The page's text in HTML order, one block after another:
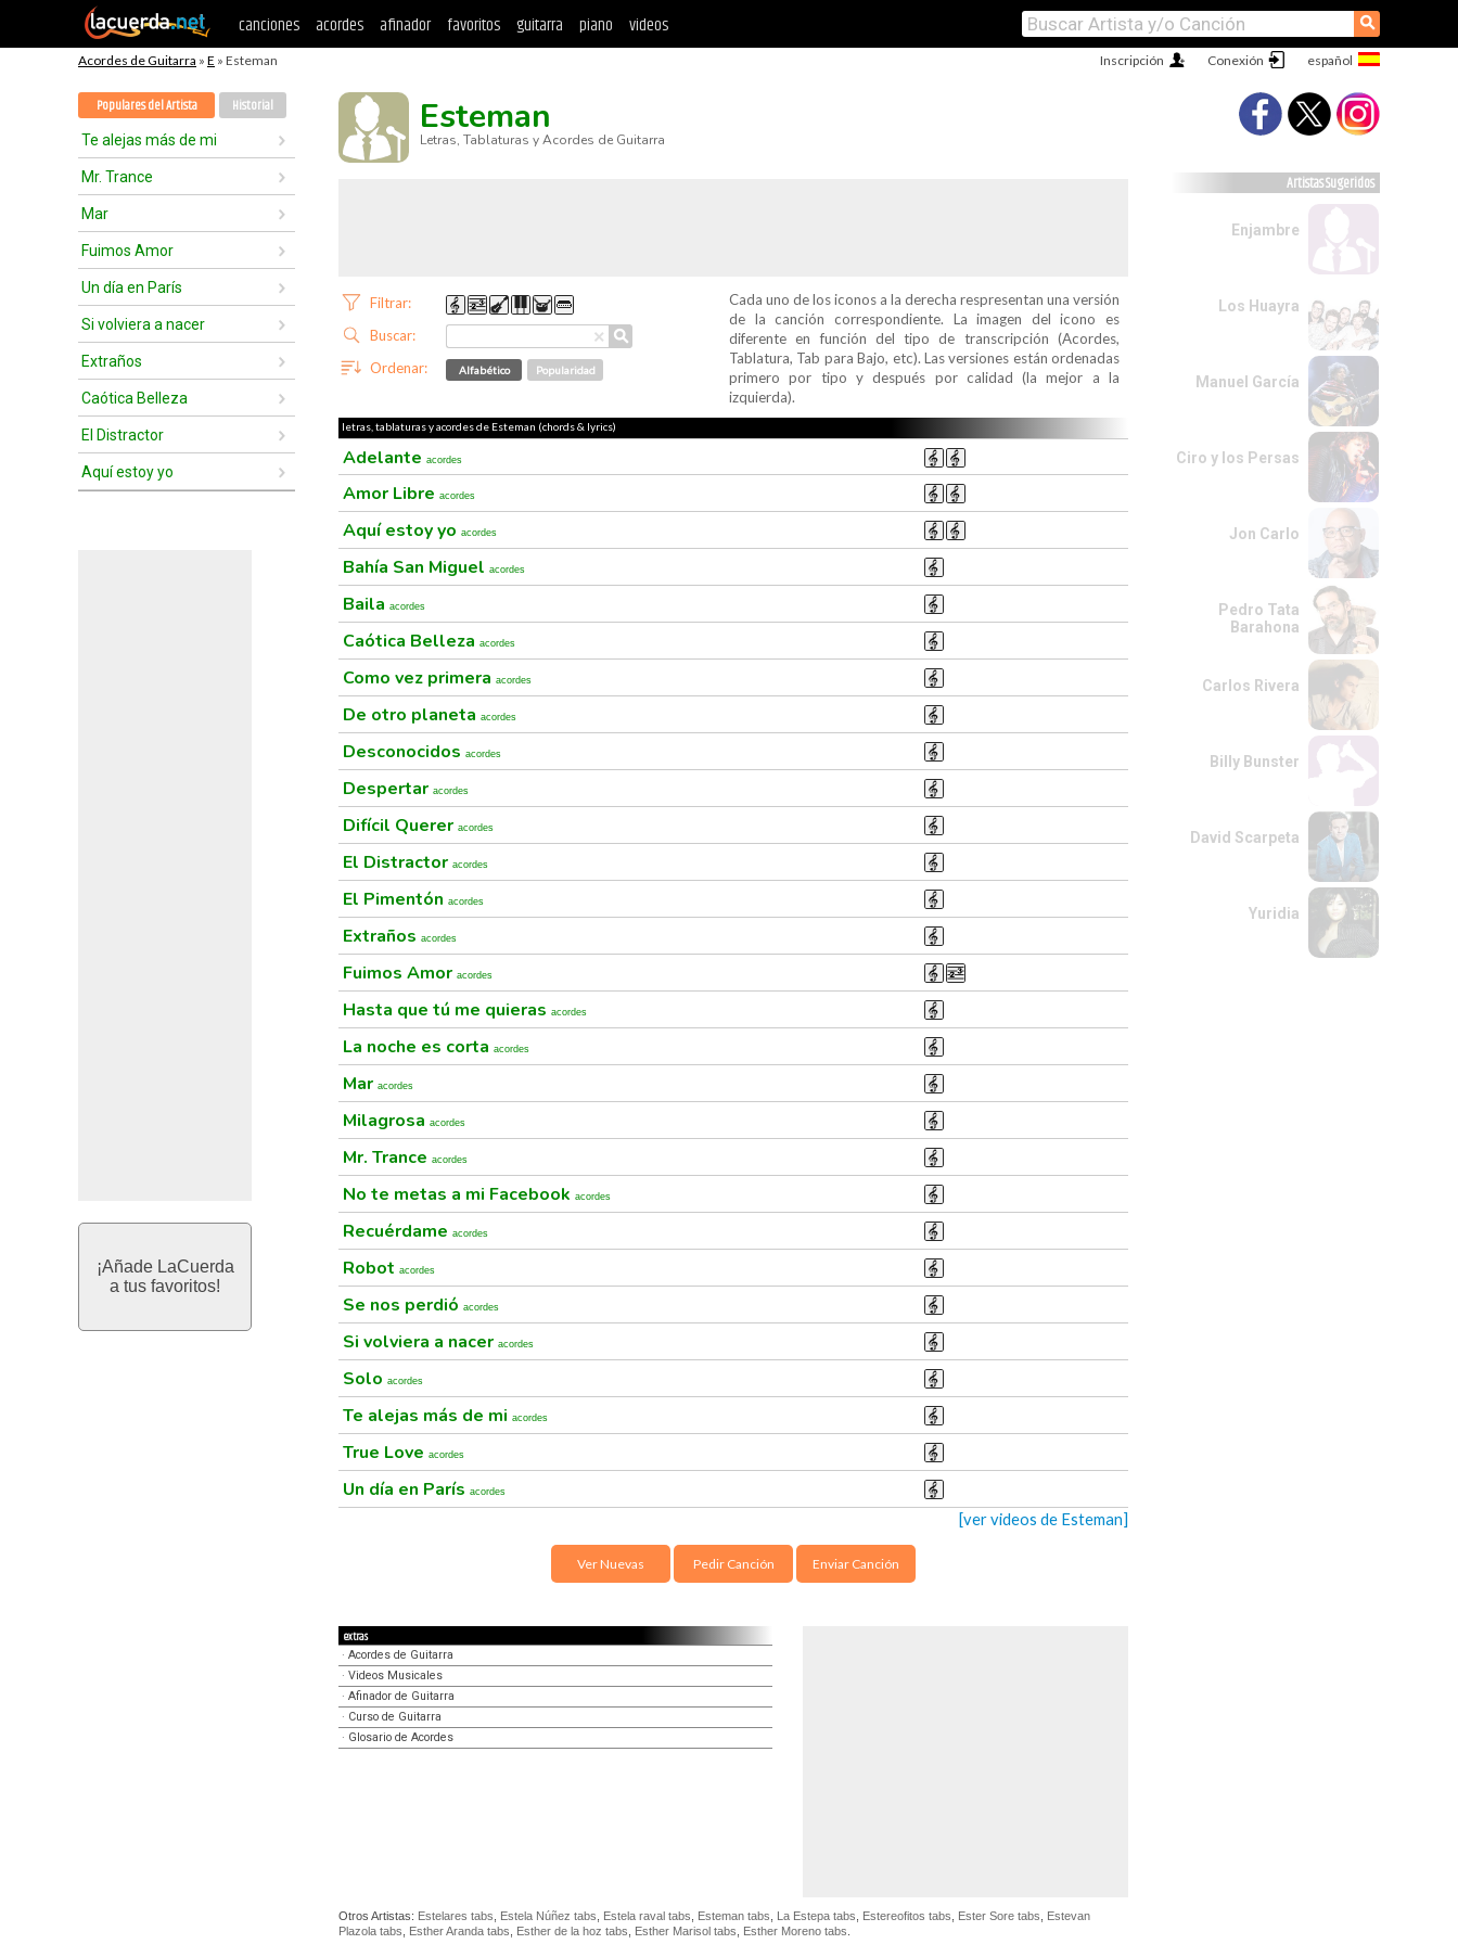
canciones acordes afinador favoritos guitarra piano videos ⚲
Acordes de Guitarra » E » Esteman Conexión
Inscripción
Populares del Artista Historial
Te alejas más de mi
Mr. Trance
Mar
Fuimos Amor
Un día en París
Si volviera a nacer
Extraños
Caótica Belleza
El Distractor
Aquí estoy yo
¡Añade LaCuerda
a tus favoritos!
Esteman
Letras, Tablaturas y Acordes de Guitarra
Filtrar:
×
Buscar: ⚲
Ordenar: Alfabético Popularidad
Cada uno de los iconos a la derecha respresentan una versión
de la canción correspondiente. La imagen del icono es
diferente en función del tipo de transcripción (Acordes,
Tablatura, Tab para Bajo, etc). Las versiones están ordenadas
primero por tipo y después por calidad (la mejor a la
izquierda).
letras, tablaturas y acordes de Esteman (chords & lyrics)
Adelante acordes
Amor Libre acordes
Aquí estoy yo acordes
Bahía San Miguel acordes
Baila acordes
Caótica Belleza acordes
Como vez primera acordes
De otro planeta acordes
Desconocidos acordes
Despertar acordes
Difícil Querer acordes
El Distractor acordes
El Pimentón acordes
Extraños acordes
Fuimos Amor acordes
Hasta que tú me quieras acordes
La noche es corta acordes
Mar acordes
Milagrosa acordes
Mr. Trance acordes
No te metas a mi Facebook acordes
Recuérdame acordes
Robot acordes
Se nos perdió acordes
Si volviera a nacer acordes
Solo acordes
Te alejas más de mi acordes
True Love acordes
Un día en París acordes
[ver videos de Esteman]
Ver Nuevas Pedir Canción Enviar Canción
extras
· Acordes de Guitarra
· Videos Musicales
· Afinador de Guitarra
· Curso de Guitarra
· Glosario de Acordes
Otros Artistas: Estelares tabs Estela Núñez tabs Estela raval tabs Esteman tabs La Estepa tabs Estereofitos tabs Ester Sore tabs
Estevan
Plazola tabs
Esther Aranda tabs Esther de la hoz tabs Esther Marisol tabs Esther Moreno tabs
Artistas Sugeridos
Enjambre
Los Huayra
Manuel García
Ciro y los Persas
Jon Carlo
Pedro Tata
Barahona
Carlos Rivera
Billy Bunster
David Scarpeta
Yuridia